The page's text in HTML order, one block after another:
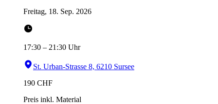
Freitag, 18. Sep. 2026
17:30 – 21:30 Uhr
St. Urban-Strasse 8, 6210 Sursee
190 CHF
Preis inkl. Material